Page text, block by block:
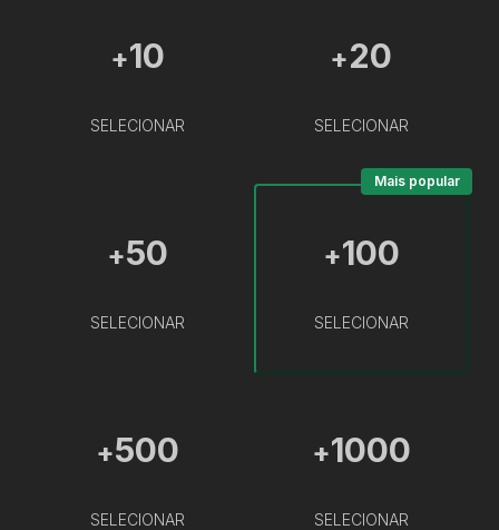
+10
SELECIONAR
+20
SELECIONAR
+50
SELECIONAR
+100
SELECIONAR
Mais popular
+500
SELECIONAR
+1000
SELECIONAR